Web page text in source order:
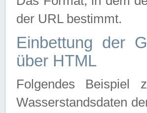
der URL bestimmt.
Einbettung der
über HTML
Folgendes Beispiel
Wasserstandsdaten